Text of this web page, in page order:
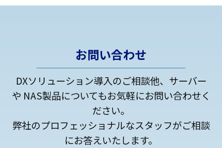
お問い合わせ
DXソリューション導入のご相談他、サーバー
や NAS製品についてもお気軽にお問い合わせく
ださい。
弊社のプロフェッショナルなスタッフがご相談
にお答えいたします。